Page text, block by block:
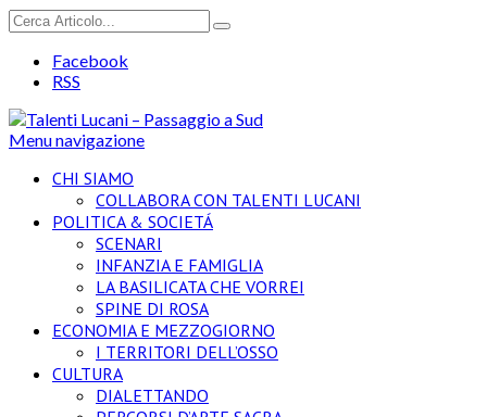
Facebook
RSS
Menu navigazione
CHI SIAMO
COLLABORA CON TALENTI LUCANI
POLITICA & SOCIETÁ
SCENARI
INFANZIA E FAMIGLIA
LA BASILICATA CHE VORREI
SPINE DI ROSA
ECONOMIA E MEZZOGIORNO
I TERRITORI DELL’OSSO
CULTURA
DIALETTANDO